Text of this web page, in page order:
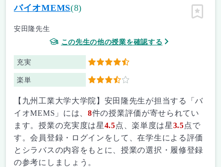
バイオMEMS(8)
安田隆先生
この先生の他の授業を確認する
充実 4.5
楽単 3.5
ピン留
【九州工業大学大学院】安田隆先生が担当する「バ
イオMEMS」には、 8件の授業評価が寄せられてい
ます。授業の充実度は星4.5点、楽単度は星3.5点で
す。会員登録・ログインをして、在学生による評価
とシラバスの内容をもとに、授業の選択・履修登録
の参考にしましょう。